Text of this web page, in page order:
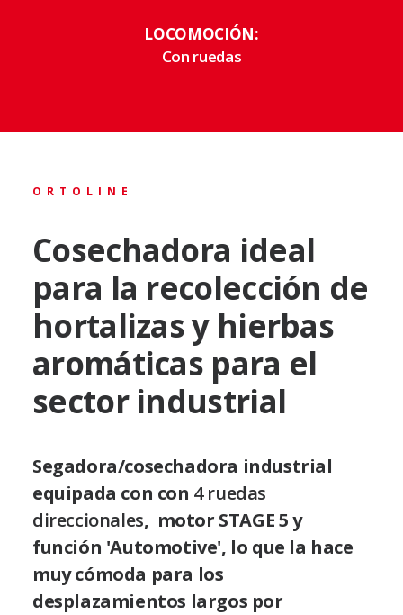
LOCOMOCIÓN:
Con ruedas
ORTOLINE
Cosechadora ideal
para la recolección de
hortalizas y hierbas
aromáticas para el
sector industrial
Segadora/cosechadora industrial
equipada con con 4 ruedas
direccionales, motor STAGE 5 y
función 'Automotive', lo que la hace
muy cómoda para los
desplazamientos largos por